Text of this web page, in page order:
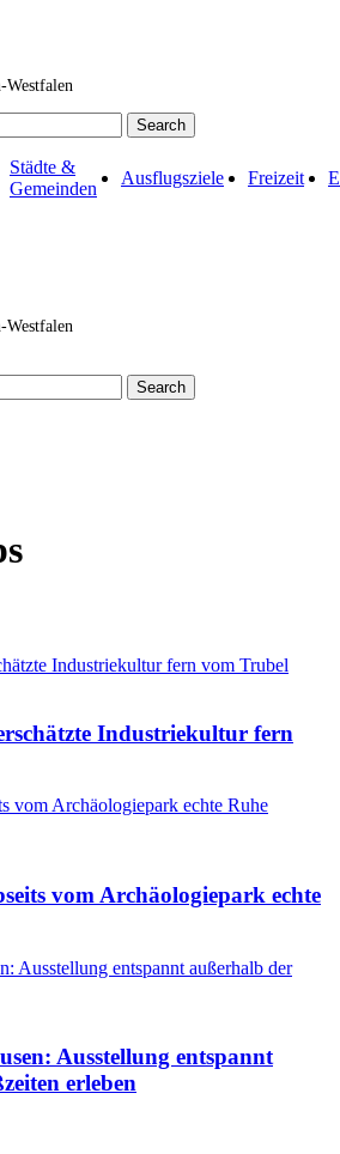
Search
Städte &
Gemeinden
Ausflugsziele Freizeit
Search
Industriekultur fern
vom Archäologiepark echte
Ausstellung entspannt
erleben